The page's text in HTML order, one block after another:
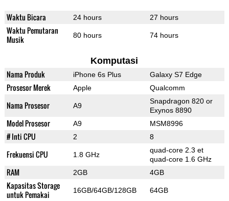
Waktu Bicara 24 hours 27 hours
Waktu Pemutaran
Musik
80 hours 74 hours
Komputasi
Nama Produk iPhone 6s Plus Galaxy S7 Edge
Prosesor Merek Apple Qualcomm
Nama Prosesor A9
Snapdragon 820 or
Exynos 8890
Model Prosesor A9 MSM8996
# Inti CPU 2 8
Frekuensi CPU 1.8 GHz
quad-core 2.3 et
quad-core 1.6 GHz
RAM 2GB 4GB
Kapasitas Storage
untuk Pemakai
16GB/64GB/128GB 64GB